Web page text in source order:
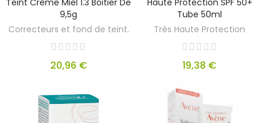
Teint Crème Miel 1.3 Boitier De
9,5g
Correcteurs et fond de teint.
20,96 €
Haute Protection SPF 50+
Tube 50ml
Très Haute Protection
19,38 €